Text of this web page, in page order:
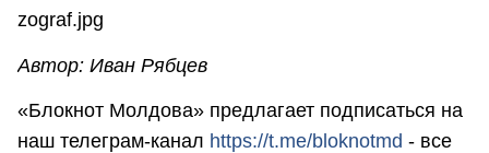
Автор: Иван Рябцев
«Блокнот Молдова» предлагает подписаться на
наш телеграм-канал https://t.me/bloknotmd - все